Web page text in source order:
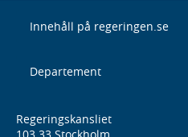
Innehåll på regeringen.se
Departement
Regeringskansliet